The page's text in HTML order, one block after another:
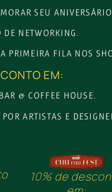
SEU
NETWORKING.
PRIMEIRA FILA NOS
EM:
& COFFEE HOUSE.
ARTISTAS E
10% de